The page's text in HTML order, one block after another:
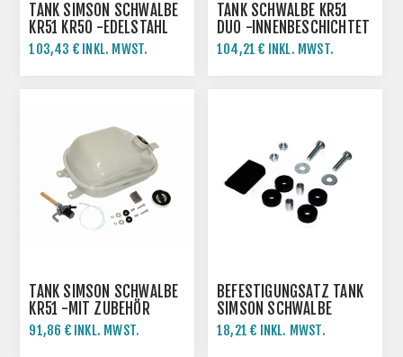
TANK SIMSON SCHWALBE
KR51 KR50 -EDELSTAHL
103,43 € INKL. MWST.
TANK SCHWALBE KR51
DUO -INNENBESCHICHTET
104,21 € INKL. MWST.
TANK SIMSON SCHWALBE
KR51 -MIT ZUBEHÖR
91,86 € INKL. MWST.
BEFESTIGUNGSATZ TANK
SIMSON SCHWALBE
KR51/1 KR51/2
18,21 € INKL. MWST.